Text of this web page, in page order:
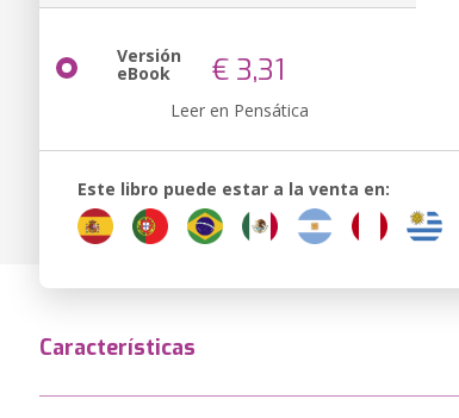
Versión
eBook € 3,31
Leer en Pensática
Este libro puede estar a la venta en:
Características